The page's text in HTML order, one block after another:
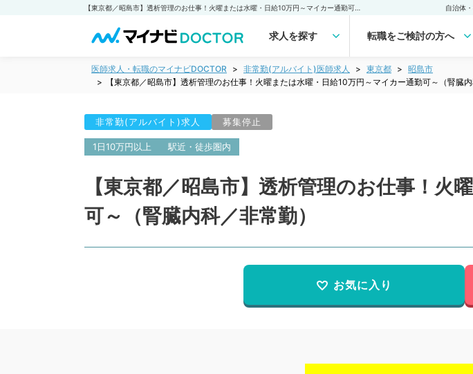
自治体
求人を探す 転職をご検討の方へ
医師求人・転職のマイナビDOCTOR 非常勤(アルバイト)医師求人 東京都
昭島市
【東京都／昭島市】透析管理のお仕事！火曜または水曜・日給10万円～マイカー通勤可～（腎臓内
非常勤(アルバイト)求人 募集停止
1日10万円以上 駅近・徒歩圏内
【東京都／昭島市】透析管理のお仕事！
可～（腎臓内科／非常勤）
お気に入り